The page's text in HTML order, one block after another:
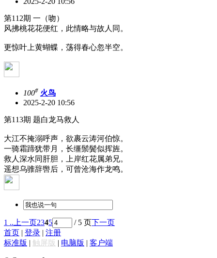
第112期 一（吻）
风拂桃花花便红，此情略与故人同。
更惊叶上黄蝴蝶，荡得春心忽半空。
100# 火鸟
2025-2-20 10:56
第113期 题白龙马救人
大江不掩溺呼声，欲裹云涛河伯惊。
一骑霜蹄犹带月，长缰鬃鬓似挥旌。
救人深水同肝胆，上岸红花属弟兄。
遥想乌骓辞辔后，可曾沧海作龙鸣。
1 .. 上一页2345 / 5 页下一页
首页 | 登录 | 注册
标准版 | 触屏版 | 电脑版 | 客户端